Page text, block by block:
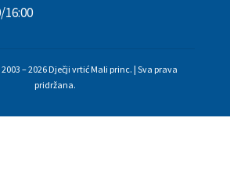
16:00
– 2026 Dječji vrtić Mali princ. | Sva prava
pridržana.